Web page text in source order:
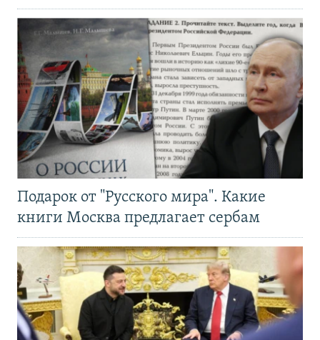
Подарок от "Русского мира". Какие
книги Москва предлагает сербам